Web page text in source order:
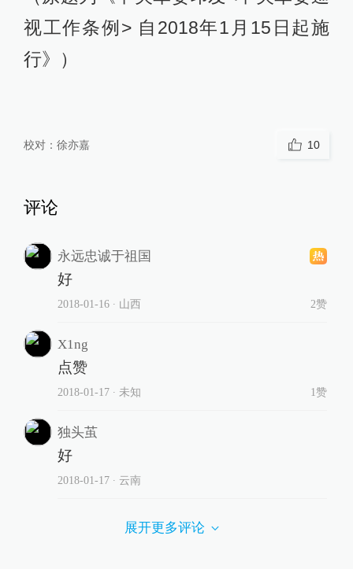
视工作条例> 自2018年1月15日起施
行》）
校对： 徐亦嘉 10
评论
永远忠诚于祖国
好
2018-01-16∙ 山西 2赞
X1ng
点赞
2018-01-17∙ 未知 1赞
独头茧
好
2018-01-17∙ 云南
展开更多评论